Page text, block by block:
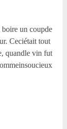
un coupde
Ceciétait tout
quandle vin fut